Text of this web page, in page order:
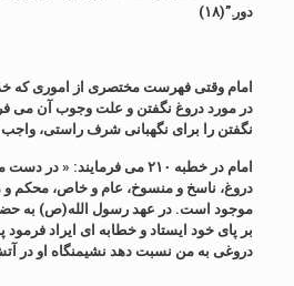
دور.”(۱۸)
امام وقتی فهرست مختصری از اموری که
در مورد دروغ نگفتن و علت وجوب آن می
نگفتن را برای نگهبانی شرف راستی، واجب
امام در خطبه ۲۱۰ می فرمایند:
دروغ، ناسخ و منسوخ، عام و خاص، محکم و
موجود است. در عهد رسول الله(ص) به
بر پای خود ایستاد و خطابه ای ایراد
دروغی به من نسبت دهد نشیمنگاه او در آتش